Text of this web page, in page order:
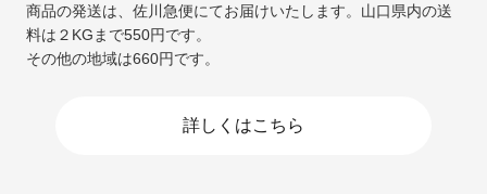
商品の発送は、佐川急便にてお届けいたします。山口県内の送
料は２KGまで550円です。
その他の地域は660円です。
詳しくはこちら